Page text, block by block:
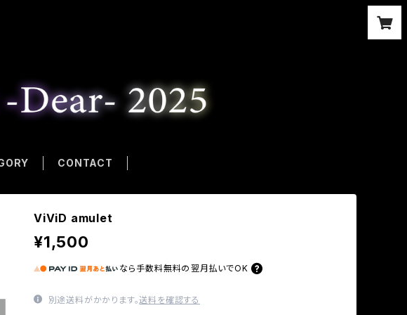
CONTACT
ViViD amulet
¥1,500
なら 手数料無料の 翌月払いでOK
別途送料がかかります。送料を確認する